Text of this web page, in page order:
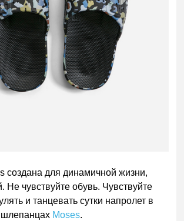
создана для динамичной жизни,
Не чувствуйте обувь. Чувствуйте
и танцевать сутки напролет в
Moses.